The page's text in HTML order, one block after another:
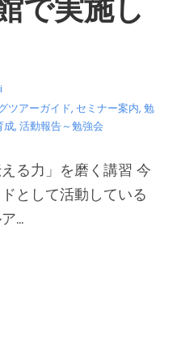
で実施し
ツアーガイド, セミナー案内, 勉
成, 活動報告～勉強会
る力」を磨く講習 今
として活動している
...